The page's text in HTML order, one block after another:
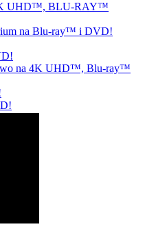
UHD™, BLU-RAY™
na Blu-ray™ i DVD!
na 4K UHD™, Blu-ray™